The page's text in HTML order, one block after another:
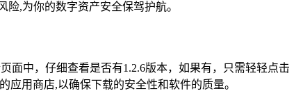
,为你的数字资产安全保驾护航。
面中，仔细查看是否有1.2.6版本，如果有，只需轻轻点击
用商店,以确保下载的安全性和软件的质量。